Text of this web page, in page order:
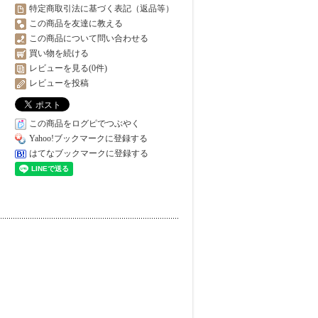
特定商取引法に基づく表記（返品等）
この商品を友達に教える
この商品について問い合わせる
買い物を続ける
レビューを見る(0件)
レビューを投稿
この商品をログピでつぶやく
Yahoo!ブックマークに登録する
はてなブックマークに登録する